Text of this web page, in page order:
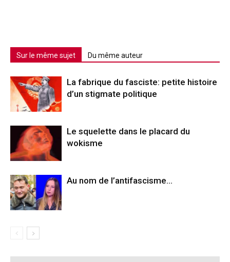
Sur le même sujet Du même auteur
La fabrique du fasciste: petite histoire
d’un stigmate politique
Le squelette dans le placard du
wokisme
Au nom de l’antifascisme…